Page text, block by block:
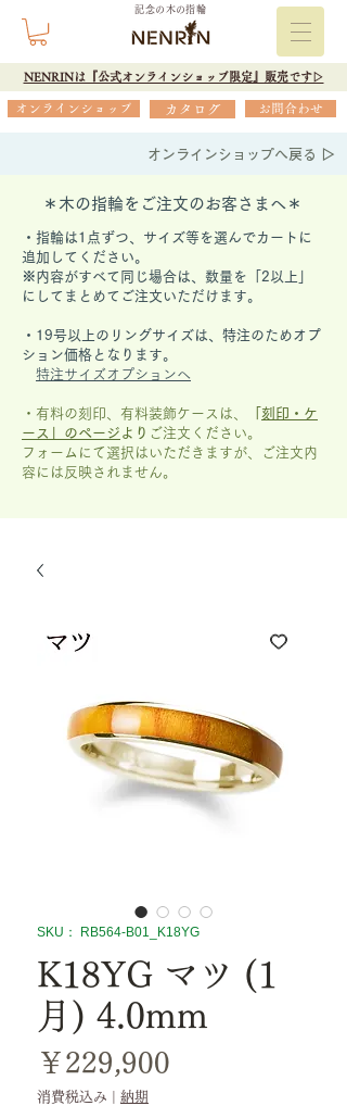
記念の木の指輪
NENRINは『公式オンラインショップ限定』販売です▷
オンラインショップ カタログ お問合わせ
オンラインショップへ戻る ▷
＊木の指輪をご注文のお客さまへ＊
・指輪は1点ずつ、サイズ等を選んでカートに
追加してください。
※内容がすべて同じ場合は、数量を「2以上」
にしてまとめてご注文いただけます。
​・19号以上のリングサイズは、特注のためオプ
ション価格となります。
特注サイズオプションへ
・有料の刻印、有料装飾ケースは、
刻印・ケ
ース」のページ より ご注文ください。
フォームにて選択はいただきますが、
ご注文内
容には反映されません。
SKU： RB564-B01_K18YG
K18YG マツ (1
月) 4.0mm
￥229,900
消費税込み 納期